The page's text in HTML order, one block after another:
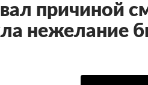
причиной
нежелание